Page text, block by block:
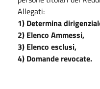
Allegati:
1) Determina
2) Elenco Ammessi,
3) Elenco esclusi,
4) Domande revocate.